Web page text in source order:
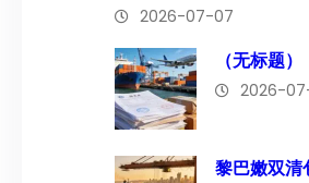
2026-07-07
（无标题）
2026-
黎巴嫩双